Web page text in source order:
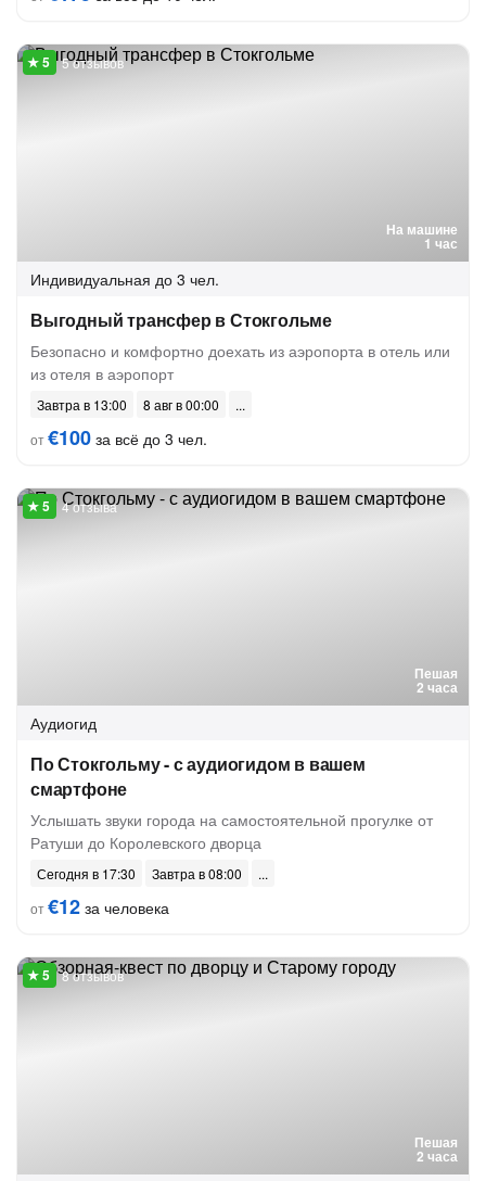
На машине
1 час
5 отзывов
Индивидуальная до 3 чел.
Выгодный трансфер в Стокгольме
Безопасно и комфортно доехать из аэропорта в отель или
из отеля в аэропорт
Завтра в 13:00
8 авг в 00:00
от€100 за всё до 3 чел.
Пешая
2 часа
4 отзыва
Аудиогид
По Стокгольму - с аудиогидом в вашем
смартфоне
Услышать звуки города на самостоятельной прогулке от
Ратуши до Королевского дворца
Сегодня в 17:30
Завтра в 08:00
от€12 за человека
Пешая
2 часа
8 отзывов